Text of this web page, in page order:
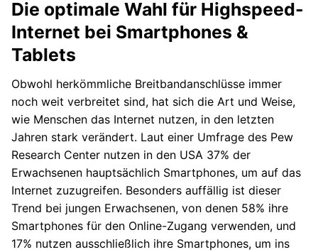
Die optimale Wahl für Highspeed-
Internet bei Smartphones &
Tablets
Obwohl herkömmliche Breitbandanschlüsse immer
noch weit verbreitet sind, hat sich die Art und Weise,
wie Menschen das Internet nutzen, in den letzten
Jahren stark verändert. Laut einer Umfrage des Pew
Research Center nutzen in den USA 37% der
Erwachsenen hauptsächlich Smartphones, um auf das
Internet zuzugreifen. Besonders auffällig ist dieser
Trend bei jungen Erwachsenen, von denen 58% ihre
Smartphones für den Online-Zugang verwenden, und
17% nutzen ausschließlich ihre Smartphones, um ins